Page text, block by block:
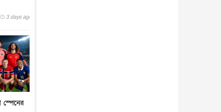
3 days ago
স্পেনের